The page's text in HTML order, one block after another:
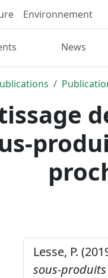
Environnement
News
Lesse, P.
sous-